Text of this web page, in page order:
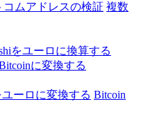
コムアドレスの検証 複数
をユーロに換算する
に変換する
ーロに変換する Bitcoin